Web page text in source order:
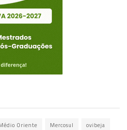
Oriente Mercosul ovibeja